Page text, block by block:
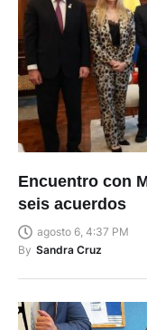
Encuentro con
seis acuerdos
agosto 6, 4:37 PM
By Sandra Cruz